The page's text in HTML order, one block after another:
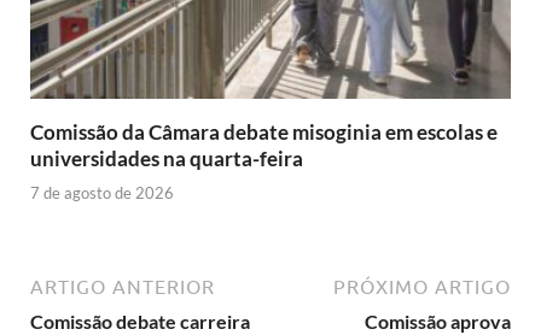
Comissão da Câmara debate misoginia em escolas e
universidades na quarta-feira
7 de agosto de 2026
ARTIGO ANTERIOR
Comissão debate carreira
PRÓXIMO ARTIGO
Comissão aprova